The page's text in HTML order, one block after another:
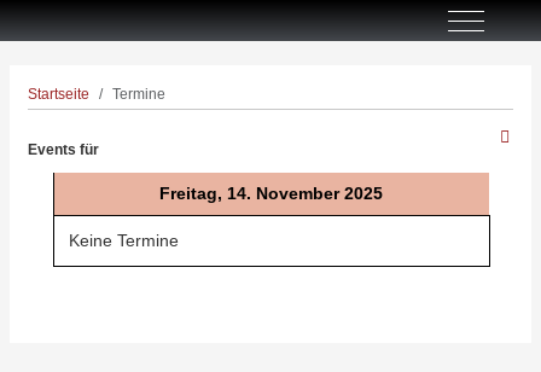
Off-
Startseite Termine
Events für
Freitag, 14. November 2025
Keine Termine